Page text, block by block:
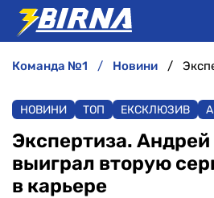
АНАЛІТИКА
ІНТЕРВ'Ю
команда №1 новини
НОВИНИ ТОП ЕКСКЛЮЗИВ
Экспертиза.
выиграл вторую
в карьере